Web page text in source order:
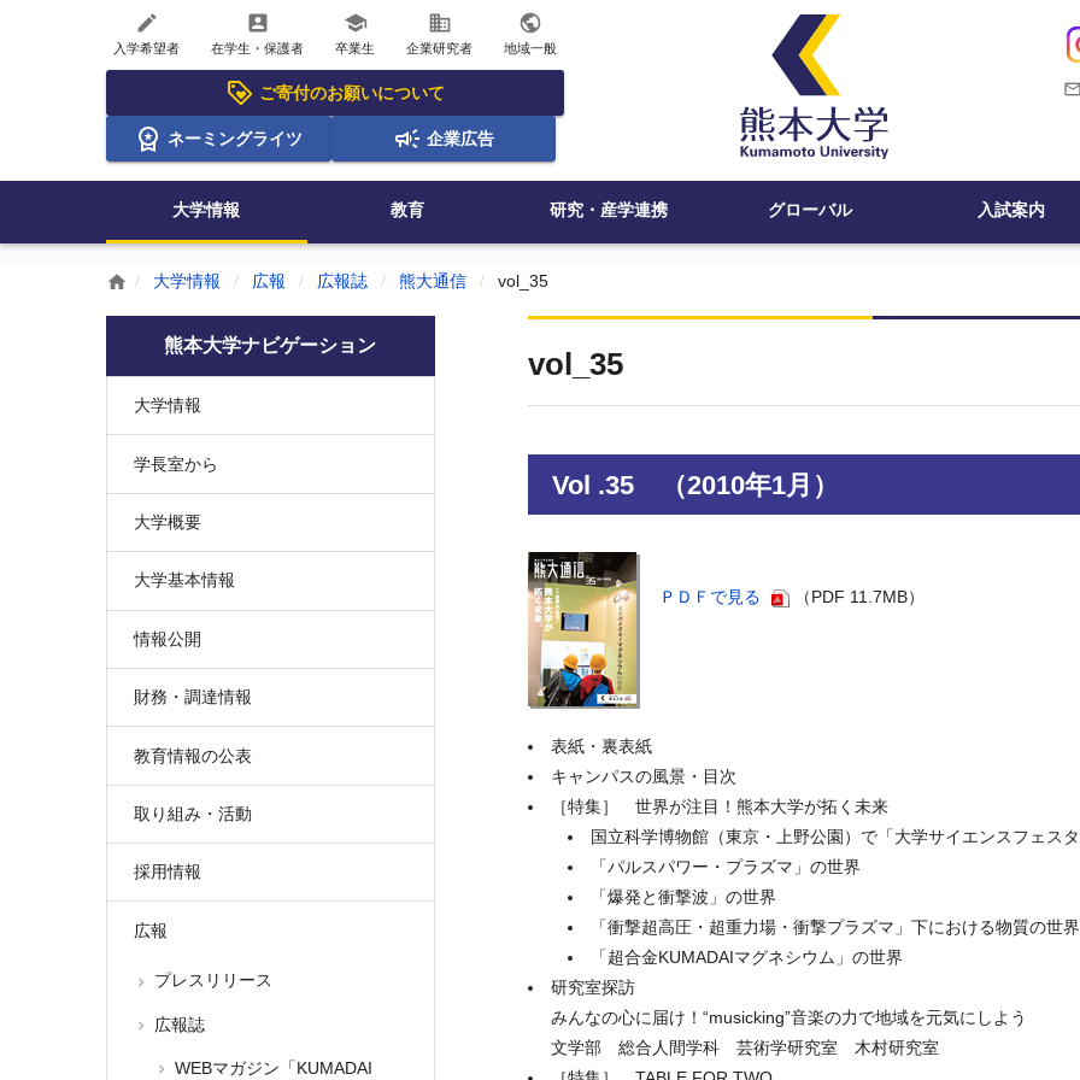
create
入学希望者
account_box
在学生・保護者
school
卒業生
business
企業研究者
public
地域一般
ご寄付のお願いについて
ネーミングライツ 企業広告
大学情報 教育 研究・産学連携 グローバル 入試案内
home 大学情報 広報 広報誌 熊大通信 vol_35
vol_35
Vol .35 （2010年1月）
ＰＤＦで見る （PDF 11.7MB）
表紙・裏表紙
キャンパスの風景・目次
［特集］ 世界が注目！熊本大学が拓く未来
国立科学博物館（東京・上野公園）で「大学サイエンスフェス
「パルスパワー・プラズマ」の世界
「爆発と衝撃波」の世界
「衝撃超高圧・超重力場・衝撃プラズマ」下における物質の世界
「超合金KUMADAIマグネシウム」の世界
研究室探訪
みんなの心に届け！“musicking”音楽の力で地域を元気にしよう
文学部 総合人間学科 芸術学研究室 木村研究室
熊本大学ナビゲーション
大学情報
学長室から
大学概要
大学基本情報
情報公開
財務・調達情報
教育情報の公表
取り組み・活動
採用情報
広報
プレスリリース
広報誌
WEBマガジン「KUMADAI